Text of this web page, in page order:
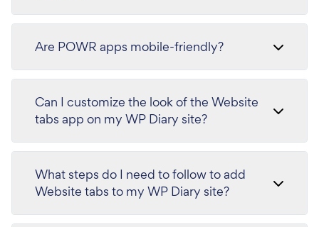
Are POWR apps mobile-friendly?
Can I customize the look of the Website
tabs app on my WP Diary site?
What steps do I need to follow to add
Website tabs to my WP Diary site?